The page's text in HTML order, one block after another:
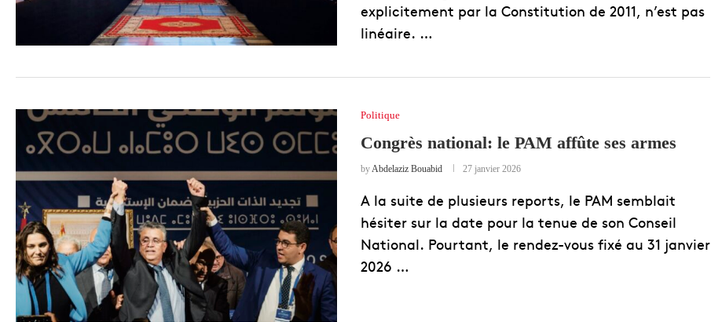
explicitement par la Constitution de 2011, n’est pas
linéaire. …
Politique
Congrès national: le PAM affûte ses armes
by Abdelaziz Bouabid 27 janvier 2026
A la suite de plusieurs reports, le PAM semblait
hésiter sur la date pour la tenue de son Conseil
National. Pourtant, le rendez-vous fixé au 31 janvier
2026 …